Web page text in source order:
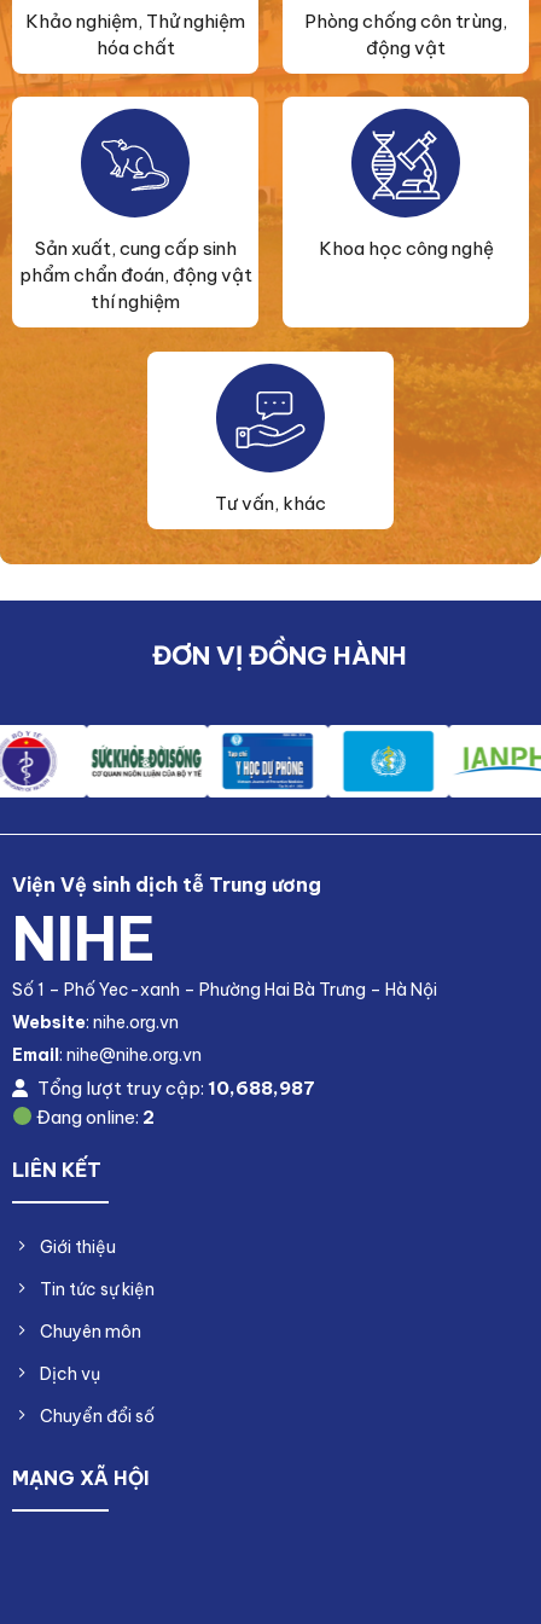
Khảo nghiệm, Thử nghiệm
hóa chất
Phòng chống côn trùng,
động vật
Sản xuất, cung cấp sinh
phẩm chẩn đoán, động vật
thí nghiệm
Khoa học công nghệ
Tư vấn, khác
ĐƠN VỊ ĐỒNG HÀNH
Viện Vệ sinh dịch tễ Trung ương
NIHE
Số 1 – Phố Yec-xanh – Phường Hai Bà Trưng – Hà Nội
Website: nihe.org.vn
Email: nihe@nihe.org.vn
Tổng lượt truy cập: 10,688,987
Đang online: 2
LIÊN KẾT
Giới thiệu
Tin tức sự kiện
Chuyên môn
Dịch vụ
Chuyển đổi số
MẠNG XÃ HỘI